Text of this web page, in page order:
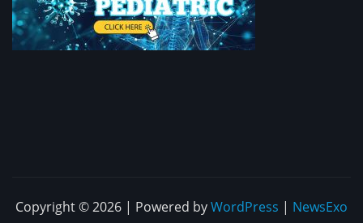
Copyright © 2026 | Powered byWordPress | NewsExo